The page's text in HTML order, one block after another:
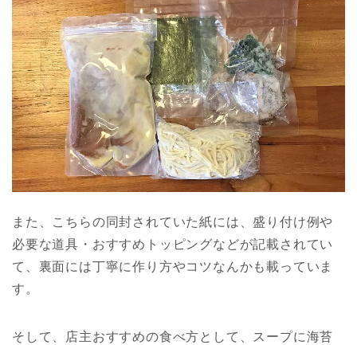
また、こちらの同封されていた紙には、盛り付け例や
必要な道具・おすすめトッピングなどが記載されてい
て、裏面には丁寧に作り方やコツなんかも載っていま
す。
そして、店主おすすめの食べ方として、スープに海苔